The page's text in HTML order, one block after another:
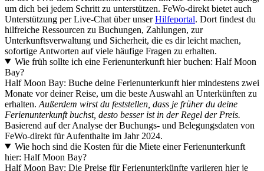
um dich bei jedem Schritt zu unterstützen. FeWo-direkt bietet auch
Unterstützung per Live-Chat über unserHilfeportal. Dort findest du
hilfreiche Ressourcen zu Buchungen, Zahlungen, zur
Unterkunftsverwaltung und Sicherheit, die es dir leicht machen,
sofortige Antworten auf viele häufige Fragen zu erhalten.
Wie früh sollte ich eine Ferienunterkunft hier buchen: Half Moon
Bay?
Half Moon Bay: Buche deine Ferienunterkunft hier mindestens zwei
Monate vor deiner Reise, um die beste Auswahl an Unterkünften zu
erhalten. Außerdem wirst du feststellen, dass je früher du deine
Ferienunterkunft buchst, desto besser ist in der Regel der Preis.
Basierend auf der Analyse der Buchungs- und Belegungsdaten von
FeWo-direkt für Aufenthalte im Jahr 2024.
Wie hoch sind die Kosten für die Miete einer Ferienunterkunft
hier: Half Moon Bay?
Half Moon Bay: Die Preise für Ferienunterkünfte variieren hier je